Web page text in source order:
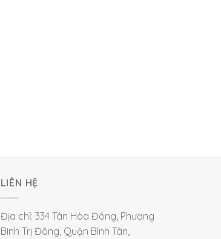
LIÊN HỆ
Địa chỉ: 334 Tân Hòa Đông, Phường
Bình Trị Đông, Quận Bình Tân,